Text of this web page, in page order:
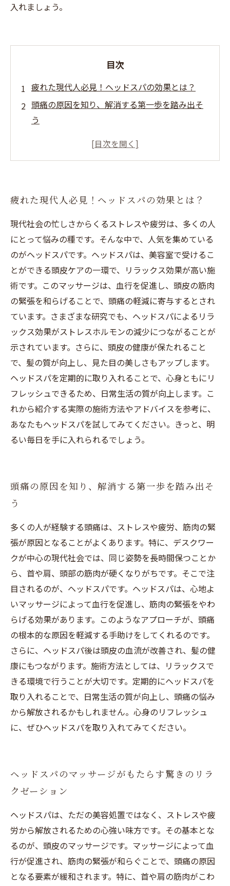
入れましょう。
目次
疲れた現代人必見！ヘッドスパの効果とは？
頭痛の原因を知り、解消する第一歩を踏み出そ
う
ヘッドスパのマッサージがもたらす驚きのリラ
ヘッドスパで髪質もアップ！美しく健康な頭皮
を手に入れる
日常生活にヘッドスパを取り入れる方法とその
メリット
心身ともにリフレッシュ！ヘッドスパで得られ
る明るい毎日
疲れた現代人必見！ヘッドスパの効果とは？
現代社会の忙しさからくるストレスや疲労は、多くの人
にとって悩みの種です。そんな中で、人気を集めている
のがヘッドスパです。ヘッドスパは、美容室で受けるこ
とができる頭皮ケアの一環で、リラックス効果が高い施
術です。このマッサージは、血行を促進し、頭皮の筋肉
の緊張を和らげることで、頭痛の軽減に寄与するとされ
ています。さまざまな研究でも、ヘッドスパによるリラ
ックス効果がストレスホルモンの減少につながることが
示されています。さらに、頭皮の健康が保たれること
で、髪の質が向上し、見た目の美しさもアップします。
ヘッドスパを定期的に取り入れることで、心身ともにリ
フレッシュできるため、日常生活の質が向上します。こ
れから紹介する実際の施術方法やアドバイスを参考に、
あなたもヘッドスパを試してみてください。きっと、明
るい毎日を手に入れられるでしょう。
頭痛の原因を知り、解消する第一歩を踏み出そ
う
多くの人が経験する頭痛は、ストレスや疲労、筋肉の緊
張が原因となることがよくあります。特に、デスクワー
クが中心の現代社会では、同じ姿勢を長時間保つことか
ら、首や肩、頭部の筋肉が硬くなりがちです。そこで注
目されるのが、ヘッドスパです。ヘッドスパは、心地よ
いマッサージによって血行を促進し、筋肉の緊張をやわ
らげる効果があります。このようなアプローチが、頭痛
の根本的な原因を軽減する手助けをしてくれるのです。
さらに、ヘッドスパ後は頭皮の血流が改善され、髪の健
康にもつながります。施術方法としては、リラックスで
きる環境で行うことが大切です。定期的にヘッドスパを
取り入れることで、日常生活の質が向上し、頭痛の悩み
から解放されるかもしれません。心身のリフレッシュ
に、ぜひヘッドスパを取り入れてみてください。
ヘッドスパのマッサージがもたらす驚きのリラ
クゼーション
ヘッドスパは、ただの美容処置ではなく、ストレスや疲
労から解放されるための心強い味方です。その基本とな
るのが、頭皮のマッサージです。マッサージによって血
行が促進され、筋肉の緊張が和らぐことで、頭痛の原因
となる要素が緩和されます。特に、首や肩の筋肉がこわ